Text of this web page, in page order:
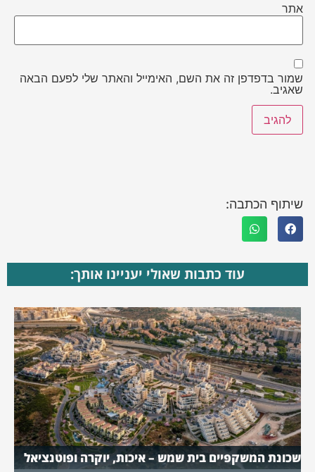
אתר
שמור בדפדפן זה את השם, האימייל והאתר שלי לפעם הבאה
שאגיב.
שיתוף הכתבה:
עוד כתבות שאולי יעניינו אותך:
שכונת המשקפיים בית שמש – איכות, יוקרה ופוטנציאל